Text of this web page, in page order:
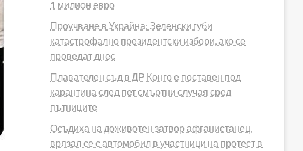
1 милион евро
Проучване в Украйна: Зеленски губи
катастрофално президентски избори, ако се
проведат днес
Плавателен съд в ДР Конго е поставен под
карантина след пет смъртни случая сред
пътниците
Осъдиха на доживотен затвор афганистанец,
врязал се с автомобил в участници на протест в